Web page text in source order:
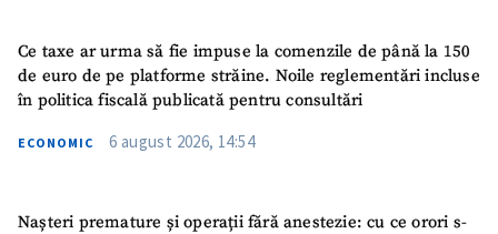
Ce taxe ar urma să fie impuse la comenzile de până la 150
de euro de pe platforme străine. Noile reglementări incluse
în politica fiscală publicată pentru consultări
ECONOMIC 6 august 2026, 14:54
Nașteri premature și operații fără anestezie: cu ce orori s-
ȘTIREA MEA